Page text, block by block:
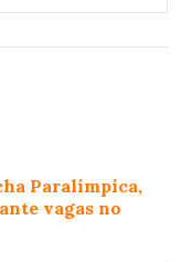
Paralímpica,
vagas no